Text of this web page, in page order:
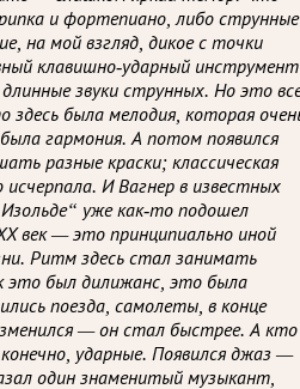
и фортепиано, либо струнные
на мой взгляд, дикое с точки
клавишно-ударный инструмент
звуки струнных. Но это
здесь была мелодия, которая
гармония. А потом появился
разные краски; классическая
исчерпала. И Вагнер в известных
уже как-то подошел
век — это принципиально иной
Ритм здесь стал занимать
это был дилижанс, это была
поезда, самолеты, в конце
— он стал быстрее. А кто
ударные. Появился джаз —
один знаменитый музыкант,